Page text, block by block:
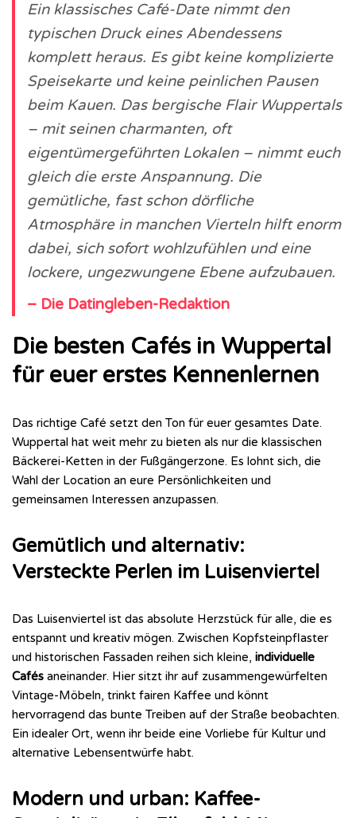
Ein klassisches Café-Date nimmt den
typischen Druck eines Abendessens
komplett heraus. Es gibt keine komplizierte
Speisekarte und keine peinlichen Pausen
beim Kauen. Das bergische Flair Wuppertals
– mit seinen charmanten, oft
eigentümergeführten Lokalen – nimmt euch
gleich die erste Anspannung. Die
gemütliche, fast schon dörfliche
Atmosphäre in manchen Vierteln hilft enorm
dabei, sich sofort wohlzufühlen und eine
lockere, ungezwungene Ebene aufzubauen.
– Die Datingleben-Redaktion
Die besten Cafés in Wuppertal
für euer erstes Kennenlernen
Das richtige Café setzt den Ton für euer gesamtes Date.
Wuppertal hat weit mehr zu bieten als nur die klassischen
Bäckerei-Ketten in der Fußgängerzone. Es lohnt sich, die
Wahl der Location an eure Persönlichkeiten und
gemeinsamen Interessen anzupassen.
Gemütlich und alternativ:
Versteckte Perlen im Luisenviertel
Das Luisenviertel ist das absolute Herzstück für alle, die es
entspannt und kreativ mögen. Zwischen Kopfsteinpflaster
und historischen Fassaden reihen sich kleine, individuelle
Cafés aneinander. Hier sitzt ihr auf zusammengewürfelten
Vintage-Möbeln, trinkt fairen Kaffee und könnt
hervorragend das bunte Treiben auf der Straße beobachten.
Ein idealer Ort, wenn ihr beide eine Vorliebe für Kultur und
alternative Lebensentwürfe habt.
Modern und urban: Kaffee-